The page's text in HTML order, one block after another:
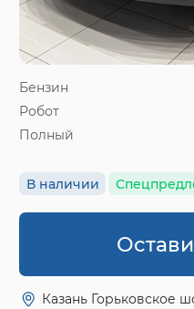
Бензин
Робот
Полный
В наличии
Казань Горьковское